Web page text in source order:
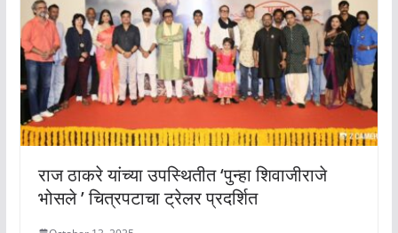
राज ठाकरे यांच्या उपस्थितीत ‘पुन्हा शिवाजीराजे
भोसले ’ चित्रपटाचा ट्रेलर प्रदर्शित